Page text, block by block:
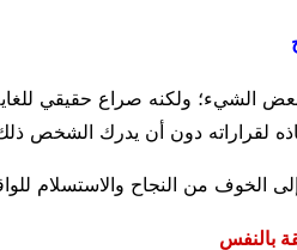
بعض الشيء؛ ولكنه صراع حقيقي
لقراراته دون أن يدرك الشخص
الخوف من النجاح والاستسلام
بالنفس